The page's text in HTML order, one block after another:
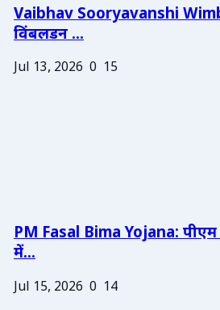
Vaibhav Sooryavanshi
विंबलडन ...
Jul 13, 2026 0 15
PM Fasal Bima Yojana:
में...
Jul 15, 2026 0 14